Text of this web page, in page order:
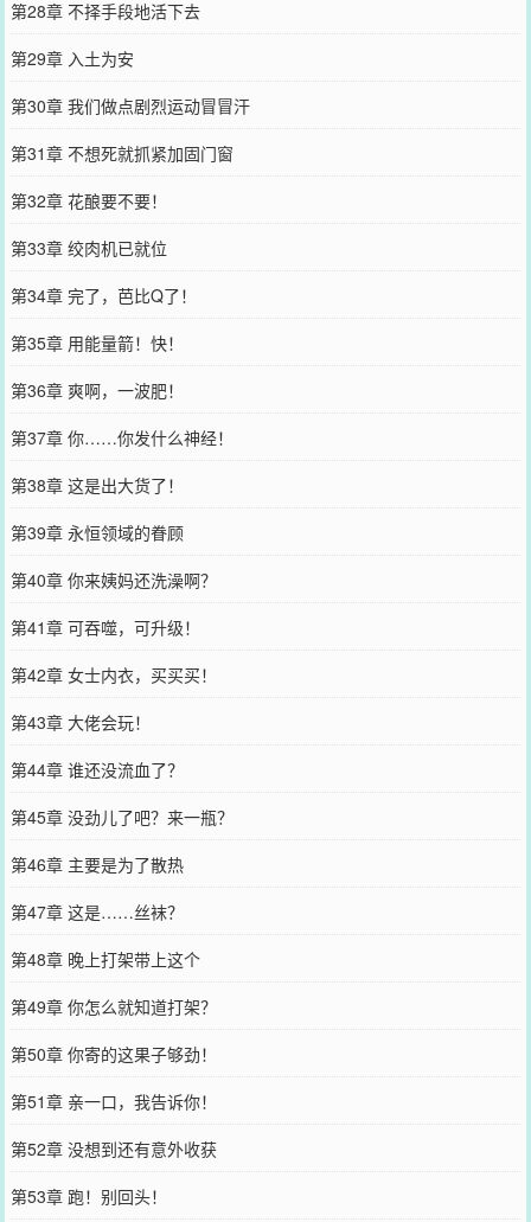
第28章 不择手段地活下去
第29章 入土为安
第30章 我们做点剧烈运动冒冒汗
第31章 不想死就抓紧加固门窗
第32章 花酿要不要！
第33章 绞肉机已就位
第34章 完了，芭比Q了！
第35章 用能量箭！快！
第36章 爽啊，一波肥！
第37章 你……你发什么神经！
第38章 这是出大货了！
第39章 永恒领域的眷顾
第40章 你来姨妈还洗澡啊？
第41章 可吞噬，可升级！
第42章 女士内衣，买买买！
第43章 大佬会玩！
第44章 谁还没流血了？
第45章 没劲儿了吧？来一瓶？
第46章 主要是为了散热
第47章 这是……丝袜？
第48章 晚上打架带上这个
第49章 你怎么就知道打架？
第50章 你寄的这果子够劲！
第51章 亲一口，我告诉你！
第52章 没想到还有意外收获
第53章 跑！别回头！